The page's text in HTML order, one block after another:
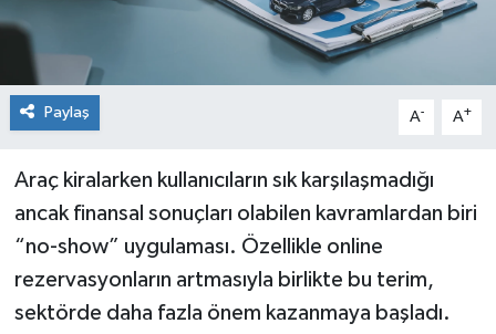
Paylaş A- A+
Araç kiralarken kullanıcıların sık karşılaşmadığı
ancak finansal sonuçları olabilen kavramlardan biri
“no-show” uygulaması. Özellikle online
rezervasyonların artmasıyla birlikte bu terim,
sektörde daha fazla önem kazanmaya başladı.